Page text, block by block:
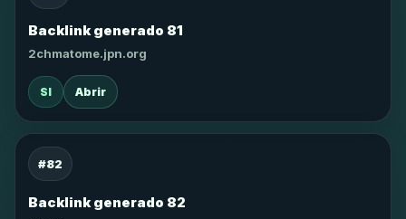
Backlink generado 81
2chmatome.jpn.org
SI Abrir
#82
Backlink generado 82